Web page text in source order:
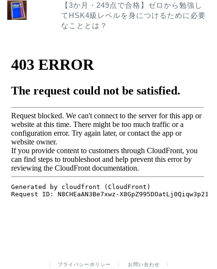
【3か月・249点で合格】ゼロから勉強し
てHSK4級レベルを身につけるために必要
なこととは？
プライバシーポリシー お問い合わせ